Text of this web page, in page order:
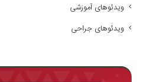
ویدئوهای آموزشی
ویدئوهای جراحی